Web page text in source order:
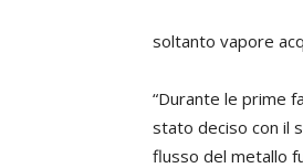
soltanto vapore
“Durante le prime
stato deciso con il
flusso del metallo